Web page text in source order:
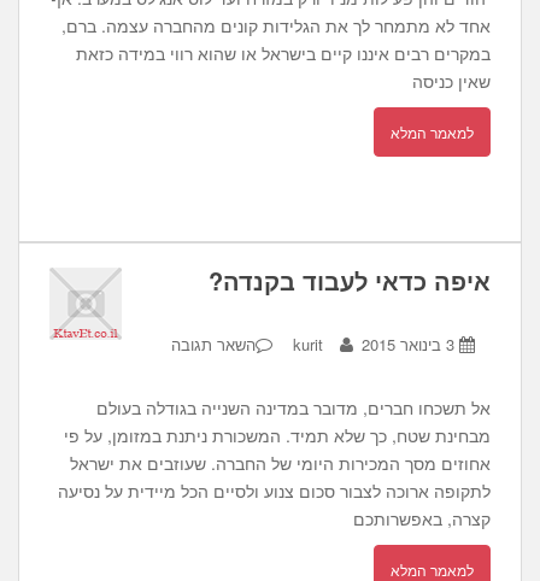
אחד לא מתמחר לך את הגלידות קונים מהחברה עצמה. ברם,
במקרים רבים איננו קיים בישראל או שהוא רווי במידה כזאת
שאין כניסה
למאמר המלא
איפה כדאי לעבוד בקנדה?
3 בינואר 2015 kurit השאר תגובה
אל תשכחו חברים, מדובר במדינה השנייה בגודלה בעולם
מבחינת שטח, כך שלא תמיד. המשכורת ניתנת במזומן, על פי
אחוזים מסך המכירות היומי של החברה. שעוזבים את ישראל
לתקופה ארוכה לצבור סכום צנוע ולסיים הכל מיידית על נסיעה
קצרה, באפשרותכם
למאמר המלא